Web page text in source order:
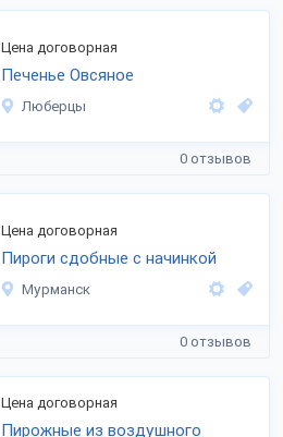
Цена договорная
Печенье Овсяное
Люберцы
0 отзывов
Цена договорная
Пироги сдобные с начинкой
Мурманск
0 отзывов
Цена договорная
Пирожные из воздушного